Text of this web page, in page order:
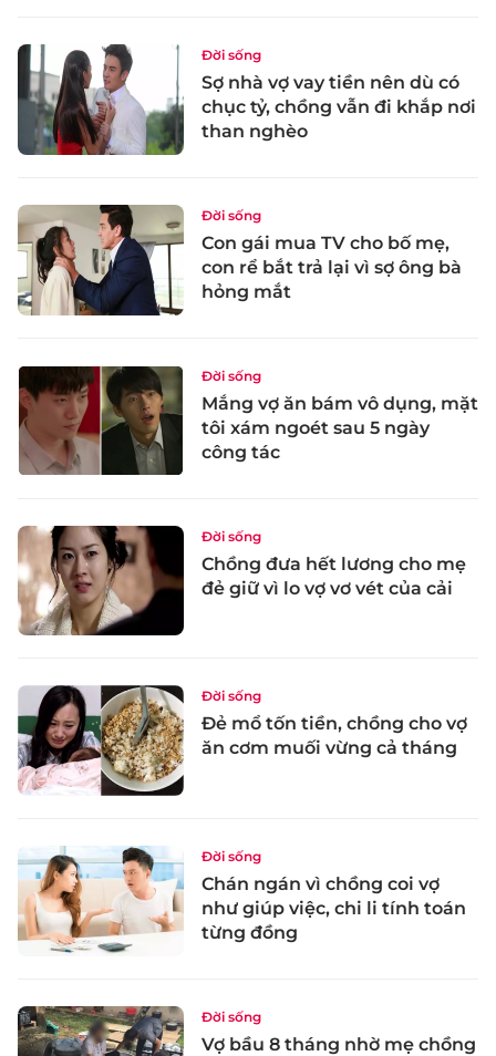
Đời sống
Sợ nhà vợ vay tiền nên dù có
chục tỷ, chồng vẫn đi khắp nơi
than nghèo
Đời sống
Con gái mua TV cho bố mẹ,
con rể bắt trả lại vì sợ ông bà
hỏng mắt
Đời sống
Mắng vợ ăn bám vô dụng, mặt
tôi xám ngoét sau 5 ngày
công tác
Đời sống
Chồng đưa hết lương cho mẹ
đẻ giữ vì lo vợ vơ vét của cải
Đời sống
Đẻ mổ tốn tiền, chồng cho vợ
ăn cơm muối vừng cả tháng
Đời sống
Chán ngán vì chồng coi vợ
như giúp việc, chi li tính toán
từng đồng
Đời sống
Vợ bầu 8 tháng nhờ mẹ chồng